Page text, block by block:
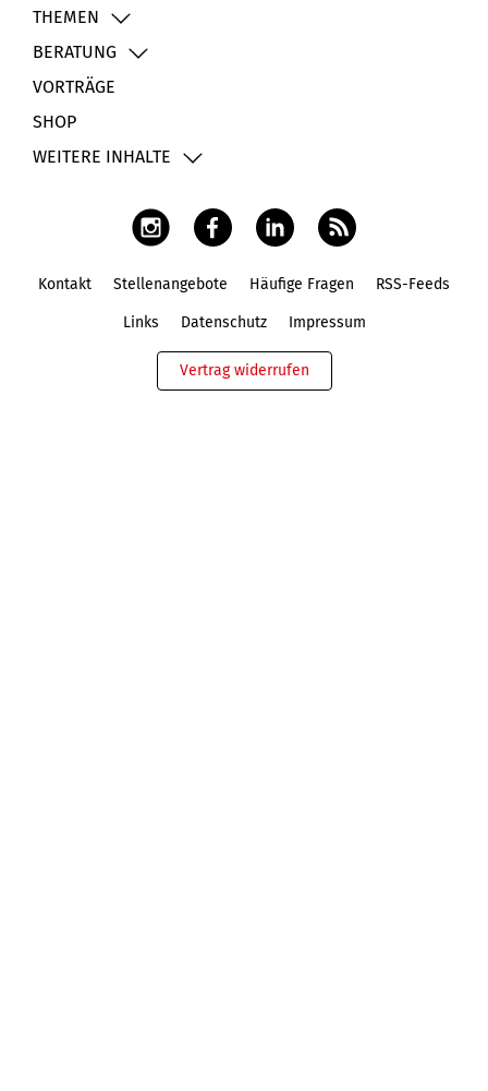
THEMEN
BERATUNG
VORTRÄGE
SHOP
WEITERE INHALTE
Kontakt Stellenangebote Häufige Fragen RSS-Feeds
Links Datenschutz Impressum
Vertrag widerrufen